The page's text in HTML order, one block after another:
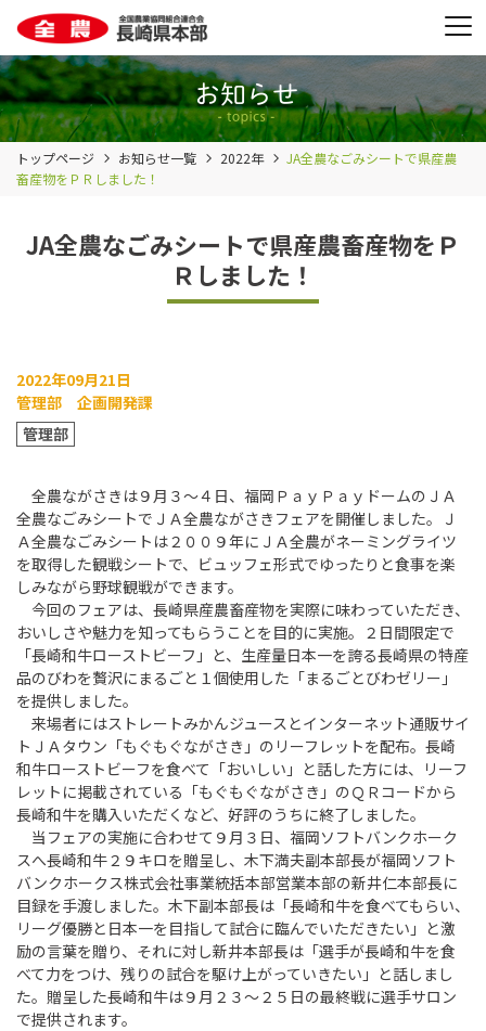
トップページ お知らせ一覧 2022年
JA全農なごみシートで県産農
畜産物をＰＲしました！
JA全農なごみシートで県産農畜産物をＰ
Ｒしました！
2022年09月21日
管理部 企画開発課
管理部
全農ながさきは９月３～４日、福岡ＰａｙＰａｙドームのＪＡ
全農なごみシートでＪＡ全農ながさきフェアを開催しました。Ｊ
Ａ全農なごみシートは２００９年にＪＡ全農がネーミングライツ
を取得した観戦シートで、ビュッフェ形式でゆったりと食事を楽
しみながら野球観戦ができます。
今回のフェアは、長崎県産農畜産物を実際に味わっていただき、
おいしさや魅力を知ってもらうことを目的に実施。２日間限定で
「長崎和牛ローストビーフ」と、生産量日本一を誇る長崎県の特産
品のびわを贅沢にまるごと１個使用した「まるごとびわゼリー」
を提供しました。
来場者にはストレートみかんジュースとインターネット通販サイ
トＪＡタウン「もぐもぐながさき」のリーフレットを配布。長崎
和牛ローストビーフを食べて「おいしい」と話した方には、リーフ
レットに掲載されている「もぐもぐながさき」のＱＲコードから
長崎和牛を購入いただくなど、好評のうちに終了しました。
当フェアの実施に合わせて９月３日、福岡ソフトバンクホーク
スへ長崎和牛２９キロを贈呈し、木下満夫副本部長が福岡ソフト
バンクホークス株式会社事業統括本部営業本部の新井仁本部長に
目録を手渡しました。木下副本部長は「長崎和牛を食べてもらい、
リーグ優勝と日本一を目指して試合に臨んでいただきたい」と激
励の言葉を贈り、それに対し新井本部長は「選手が長崎和牛を食
べて力をつけ、残りの試合を駆け上がっていきたい」と話しまし
た。贈呈した長崎和牛は９月２３～２５日の最終戦に選手サロン
で提供されます。